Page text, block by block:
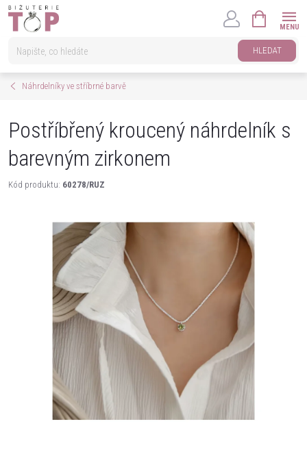
Přejít
HLEDAT
KOŠÍK
Náhrdelníky ve stříbrné barvě
Postříbřený kroucený náhrdelník s
barevným zirkonem
Kód produktu: 60278/RUZ